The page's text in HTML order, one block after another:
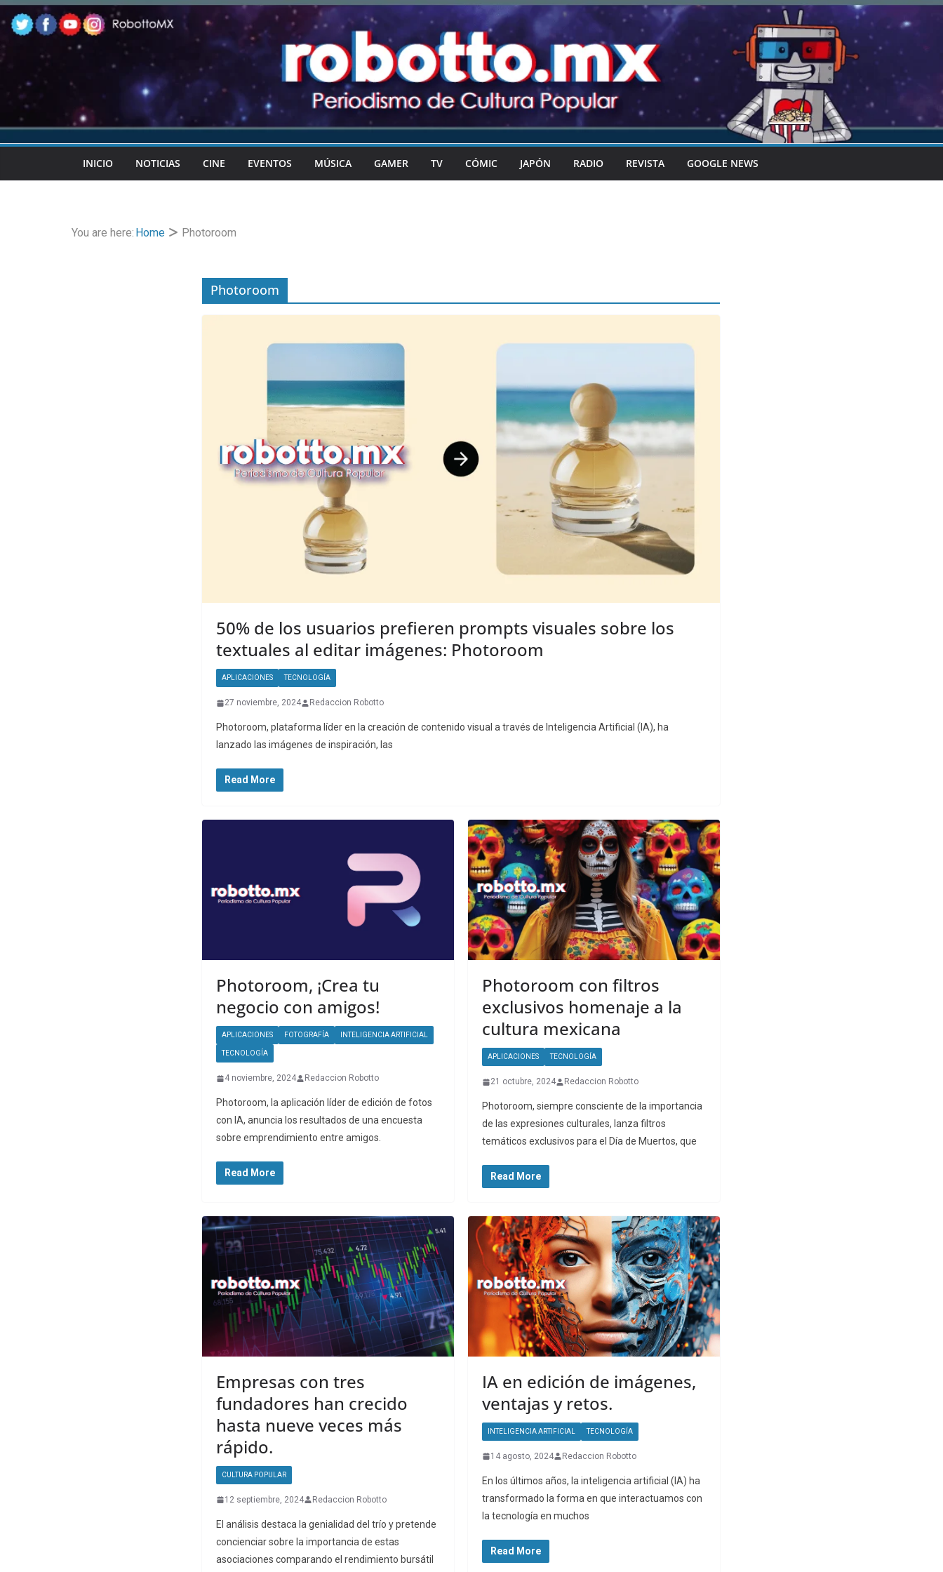
Skip
to
content
INICIO NOTICIAS CINE EVENTOS MÚSICA GAMER TV CÓMIC JAPÓN RADIO REVISTA GOOGLE NEWS
You are here: Home Photoroom
Photoroom
50% de los usuarios prefieren prompts visuales sobre los
textuales al editar imágenes: Photoroom
APLICACIONES TECNOLOGÍA
27 noviembre, 2024 Redaccion Robotto
Photoroom, plataforma líder en la creación de contenido visual a través de Inteligencia Artificial (IA), ha
lanzado las imágenes de inspiración, las
Read More
Photoroom, ¡Crea tu
negocio con amigos!
APLICACIONES FOTOGRAFÍA INTELIGENCIA ARTIFICIAL
TECNOLOGÍA
4 noviembre, 2024 Redaccion Robotto
Photoroom, la aplicación líder de edición de fotos
con IA, anuncia los resultados de una encuesta
sobre emprendimiento entre amigos.
Read More
Photoroom con filtros
exclusivos homenaje a la
cultura mexicana
APLICACIONES TECNOLOGÍA
21 octubre, 2024 Redaccion Robotto
Photoroom, siempre consciente de la importancia
de las expresiones culturales, lanza filtros
temáticos exclusivos para el Día de Muertos, que
Read More
Empresas con tres
fundadores han crecido
hasta nueve veces más
rápido.
CULTURA POPULAR
12 septiembre, 2024 Redaccion Robotto
El análisis destaca la genialidad del trío y pretende
concienciar sobre la importancia de estas
asociaciones comparando el rendimiento bursátil
IA en edición de imágenes,
ventajas y retos.
INTELIGENCIA ARTIFICIAL TECNOLOGÍA
14 agosto, 2024 Redaccion Robotto
En los últimos años, la inteligencia artificial (IA) ha
transformado la forma en que interactuamos con
la tecnología en muchos
Read More